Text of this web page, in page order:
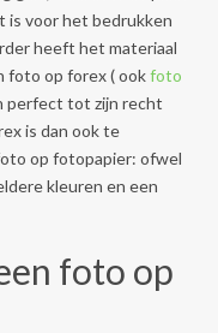
is voor het bedrukken
heeft het materiaal
foto op forex ( ookfoto
perfect tot zijn recht
is dan ook te
op fotopapier: ofwel
kleuren en een
foto op